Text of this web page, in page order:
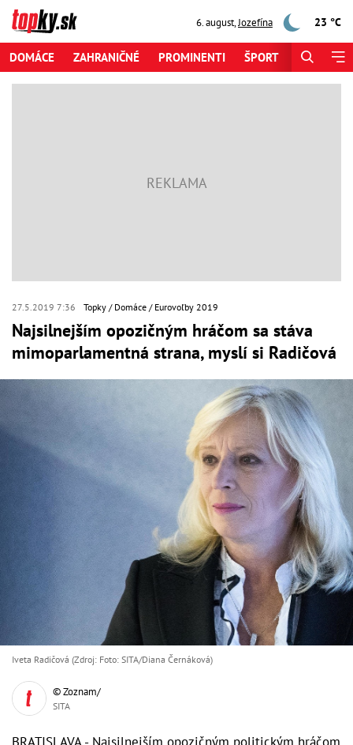
6. august,Jozefína 23 °C
DOMÁCE ZAHRANIČNÉ PROMINENTI ŠPORT
27.5.2019 7:36 Topky Domáce Eurovoľby 2019
Najsilnejším opozičným hráčom sa stáva
mimoparlamentná strana, myslí si Radičová
Iveta Radičová (Zdroj: Foto: SITA/Diana Černáková)
© Zoznam/
SITA